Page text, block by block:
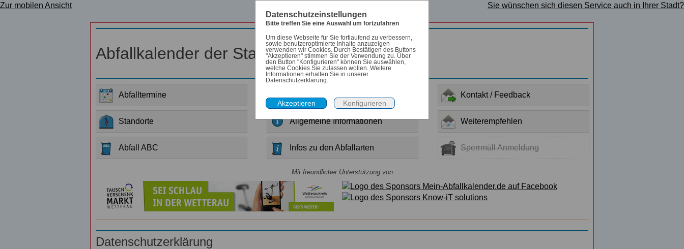
Zur mobilen Ansicht Sie wünschen sich diesen Service auch in Ihrer Stadt?
Abfallkalender der Stadt Nidda
Abfalltermine Kontakt / Feedback
Standorte Allgemeine Informationen Weiterempfehlen
Abfall ABC Infos zu den Abfallarten Sperrmüll Anmeldung
Mit freundlicher Unterstützung von
Datenschutzerklärung
Datenschutzeinstellungen
Bitte treffen Sie eine Auswahl um fortzufahren
Um diese Webseite für Sie fortlaufend zu verbessern,
sowie benutzeroptimierte Inhalte anzuzeigen
verwenden wir Cookies. Durch Bestätigen des Buttons
"Akzeptieren" stimmen Sie der Verwendung zu. Über
den Button "Konfigurieren" können Sie auswählen,
welche Cookies Sie zulassen wollen. Weitere
Informationen erhalten Sie in unserer
Datenschutzerklärung.